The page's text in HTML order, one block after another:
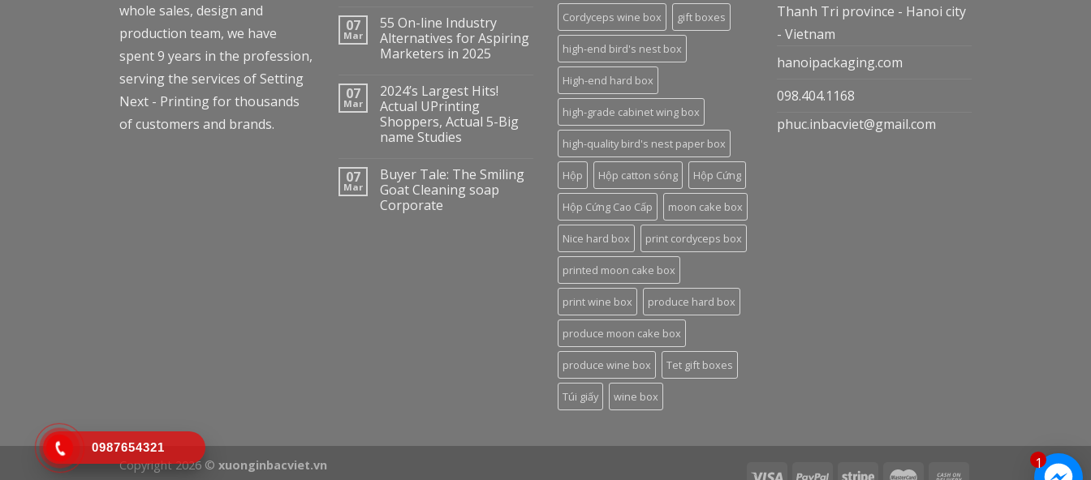
1
whole sales, design and
production team, we have
spent 9 years in the profession,
serving the services of Setting
Next - Printing for thousands
of customers and brands.
07
Mar
55 On-line Industry
Alternatives for Aspiring
Marketers in 2025
07
Mar
2024’s Largest Hits!
Actual UPrinting
Shoppers, Actual 5-Big
name Studies
07
Mar
Buyer Tale: The Smiling
Goat Cleaning soap
Corporate
Cordyceps wine box gift boxes
high-end bird's nest box
High-end hard box
high-grade cabinet wing box
high-quality bird's nest paper box
Hộp Hộp catton sóng Hộp Cứng
Hộp Cứng Cao Cấp moon cake box
Nice hard box print cordyceps box
printed moon cake box
print wine box produce hard box
produce moon cake box
produce wine box Tet gift boxes
Túi giấy wine box
Thanh Tri province - Hanoi city
- Vietnam
hanoipackaging.com
098.404.1168
phuc.inbacviet@gmail.com
Copyright 2026 © xuonginbacviet.vn
0987654321